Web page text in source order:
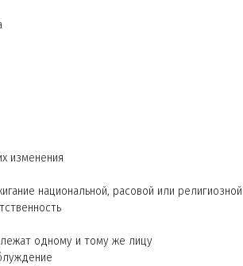
изменения
национальной, расовой или
одному и тому же лицу